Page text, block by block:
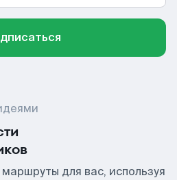
для вас, используя